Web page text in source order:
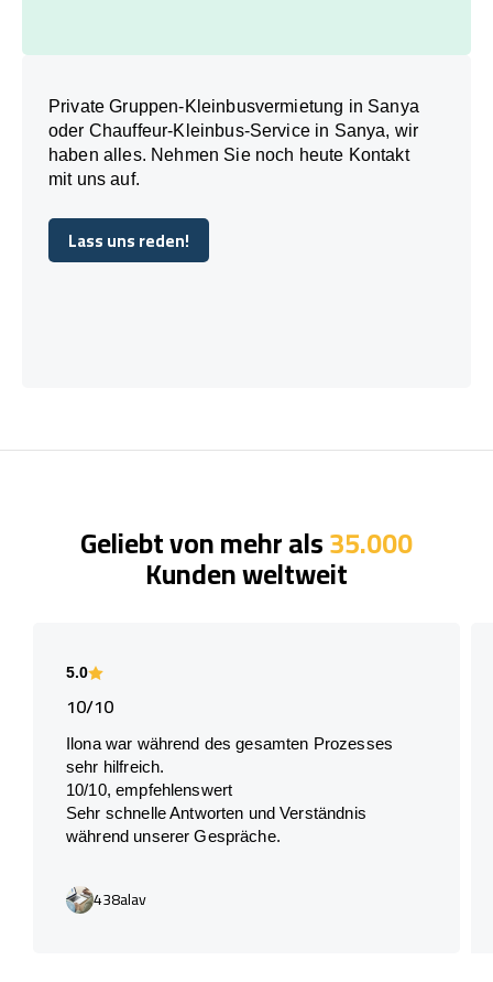
Private Gruppen-Kleinbusvermietung in Sanya
oder Chauffeur-Kleinbus-Service in Sanya, wir
haben alles. Nehmen Sie noch heute Kontakt
mit uns auf.
Lass uns reden!
Lass uns reden!
Geliebt von mehr als35.000
Kunden weltweit
5.0
10/10
Ilona war während des gesamten Prozesses
sehr hilfreich.
10/10, empfehlenswert
Sehr schnelle Antworten und Verständnis
während unserer Gespräche.
438alav